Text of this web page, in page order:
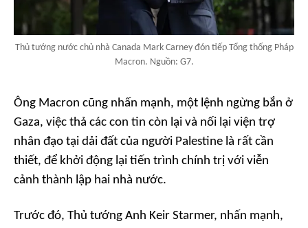
Thủ tướng nước chủ nhà Canada Mark Carney đón tiếp Tổng thống Pháp
Macron. Nguồn: G7.
Ông Macron cũng nhấn mạnh, một lệnh ngừng bắn ở
Gaza, việc thả các con tin còn lại và nối lại viện trợ
nhân đạo tại dải đất của người Palestine là rất cần
thiết, để khởi động lại tiến trình chính trị với viễn
cảnh thành lập hai nhà nước.
Trước đó, Thủ tướng Anh Keir Starmer, nhấn mạnh,